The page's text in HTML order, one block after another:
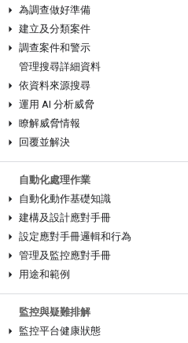
為調查做好準備
建立及分類案件
調查案件和警示
管理搜尋詳細資料
依資料來源搜尋
運用 AI 分析威脅
瞭解威脅情報
回覆並解決
自動化處理作業
自動化動作基礎知識
建構及設計應對手冊
設定應對手冊邏輯和行為
管理及監控應對手冊
用途和範例
監控與疑難排解
監控平台健康狀態